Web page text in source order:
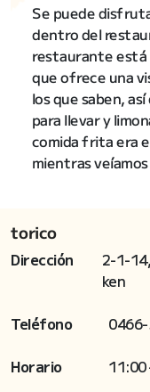
Se puede
dentro del
restaurante está
que ofrece una
los que saben,
para llevar y
comida frita era
mientras
torico
Dirección
2-1-
ken
Teléfono
Horario
11:00